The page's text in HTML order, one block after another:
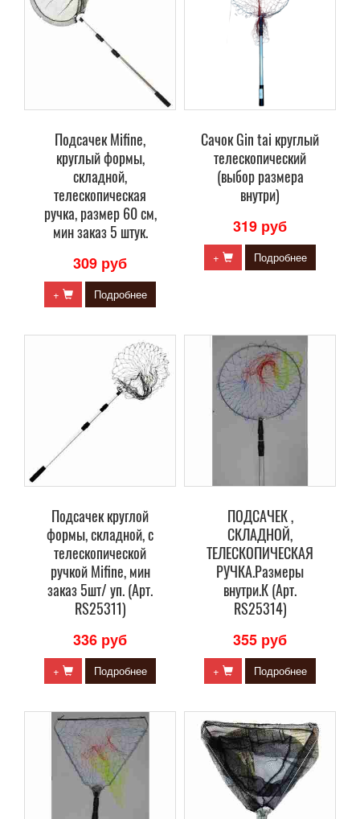
Подсачек Mifine,
круглый формы,
складной,
телескопическая
ручка, размер 60 см,
мин заказ 5 штук.
309 руб
+ Подробнее
Сачок Gin tai круглый
телескопический
(выбор размера
внутри)
319 руб
+ Подробнее
Подсачек круглой
формы, складной, с
телескопической
ручкой Mifine, мин
заказ 5шт/ уп. (Арт.
RS25311)
336 руб
+ Подробнее
ПОДСАЧЕК ,
СКЛАДНОЙ,
ТЕЛЕСКОПИЧЕСКАЯ
РУЧКА.Размеры
внутри.К (Арт.
RS25314)
355 руб
+ Подробнее